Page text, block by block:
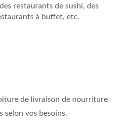
restaurants de sushi, des
à buffet, etc.
de livraison de nourriture
selon vos besoins.